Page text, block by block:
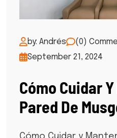
by: Andrés
(0)
September 21, 2024
Cómo Cuidar
Pared De